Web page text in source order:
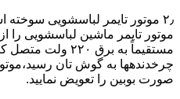
۲٫ ﻣﻮﺗﻮر ﺗﺎﯾﻤﺮ لباسشویی
ﻣﻮﺗﻮر ﺗﺎﯾﻤﺮ ماشین لباسشویی را
مستقیماً ﺑﻪ برق
چرخدندهها به گوش تان
ﺻﻮرت ﺑﻮﺑﯿﻦ را ﺗﻌﻮﯾﺾ ﻧﻤﺎﯾﯿﺪ.